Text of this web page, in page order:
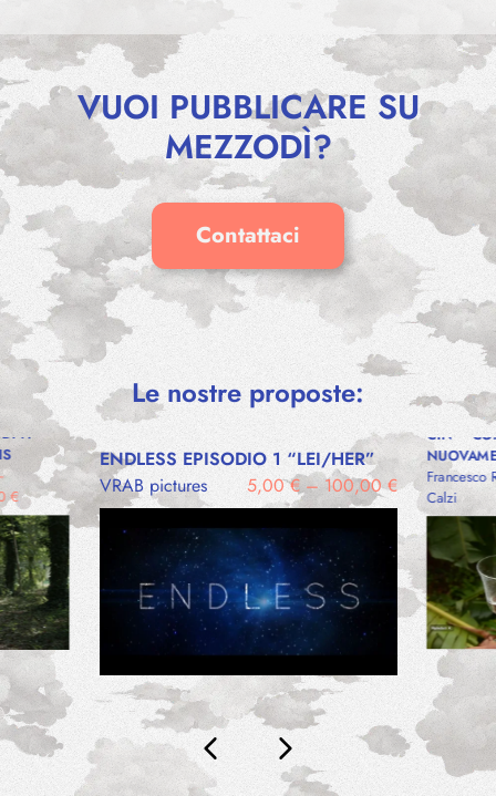
VUOI PUBBLICARE SU
MEZZODÌ?
Contattaci
Le nostre proposte:
ENDLESS EPISODIO 1 “LEI/HER”
VRAB pictures
5,00€–100,00€
CIN –
Francesco
Calzi
F.
€